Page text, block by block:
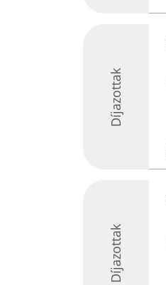
Díjazottak
Díjazottak